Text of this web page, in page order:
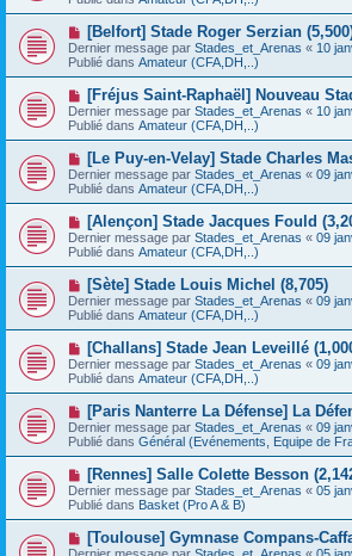
e
e
s
a
g
e
v
e
u
m
e
s
a
g
e
N
o
u
v
e
u
m
e
s
a
g
e
[Belfort] Stade Roger Serzian
Dernier message par Stades_et_Arenas « 10
Publié dans Amateur (CFA,DH,..)
N
o
u
v
e
u
m
e
s
a
g
e
[Fréjus Saint-Raphaël] Nouveau
Dernier message par Stades_et_Arenas « 10
Publié dans Amateur (CFA,DH,..)
N
o
u
v
e
u
m
e
s
a
g
e
[Le Puy-en-Velay] Stade Charles
Dernier message par Stades_et_Arenas « 09
Publié dans Amateur (CFA,DH,..)
N
o
u
v
e
u
m
e
s
a
g
e
[Alençon] Stade Jacques Fould
Dernier message par Stades_et_Arenas « 09
Publié dans Amateur (CFA,DH,..)
N
o
u
v
e
u
m
e
s
a
g
e
[Sète] Stade Louis Michel (8,705)
Dernier message par Stades_et_Arenas « 09
Publié dans Amateur (CFA,DH,..)
N
o
u
v
e
u
m
e
s
a
g
e
[Challans] Stade Jean Leveillé
Dernier message par Stades_et_Arenas « 09
Publié dans Amateur (CFA,DH,..)
N
o
u
v
e
u
m
e
s
[Paris Nanterre La Défense] La
Dernier message par Stades_et_Arenas « 09
Publié dans Général (Evénements, Equipe de
N
o
u
v
e
[Rennes] Salle Colette Besson
Dernier message par Stades_et_Arenas « 05
Publié dans Basket (Pro A & B)
N
o
[Toulouse] Gymnase Compans-
Dernier message par Stades_et_Arenas « 05